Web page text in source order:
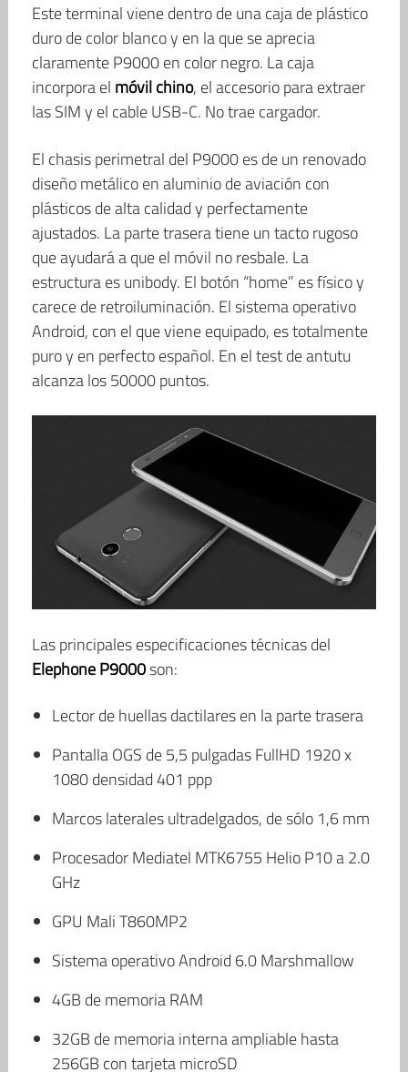
Este terminal viene dentro de una caja de plástico
duro de color blanco y en la que se aprecia
claramente P9000 en color negro. La caja
incorpora el móvil chino, el accesorio para extraer
las SIM y el cable USB-C. No trae cargador.
El chasis perimetral del P9000 es de un renovado
diseño metálico en aluminio de aviación con
plásticos de alta calidad y perfectamente
ajustados. La parte trasera tiene un tacto rugoso
que ayudará a que el móvil no resbale. La
estructura es unibody. El botón “home” es físico y
carece de retroiluminación. El sistema operativo
Android, con el que viene equipado, es totalmente
puro y en perfecto español. En el test de antutu
alcanza los 50000 puntos.
Las principales especificaciones técnicas del
Elephone P9000son:
Lector de huellas dactilares en la parte trasera
Pantalla OGS de 5,5 pulgadas FullHD 1920 x
1080 densidad 401 ppp
Marcos laterales ultradelgados, de sólo 1,6 mm
Procesador Mediatel MTK6755 Helio P10 a 2.0
GHz
GPU Mali T860MP2
Sistema operativo Android 6.0 Marshmallow
4GB de memoria RAM
32GB de memoria interna ampliable hasta
256GB con tarjeta microSD